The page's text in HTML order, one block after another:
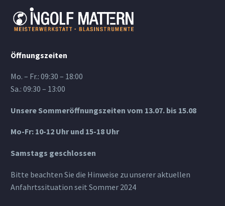
Öffnungszeiten
Mo. – Fr.: 09:30 – 18:00
Sa.: 09:30 – 13:00
Unsere Sommeröffnungszeiten vom 13.07. bis 15.08
Mo-Fr: 10-12 Uhr und 15-18 Uhr
Samstags geschlossen
Bitte beachten Sie die Hinweise zu unserer aktuellen
Anfahrtssituation seit Sommer 2024